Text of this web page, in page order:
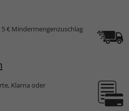
€ Mindermengenzuschlag
Klarna oder